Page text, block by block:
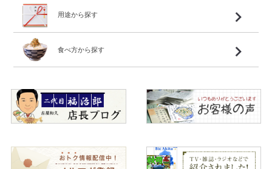
用途から探す
食べ方から探す